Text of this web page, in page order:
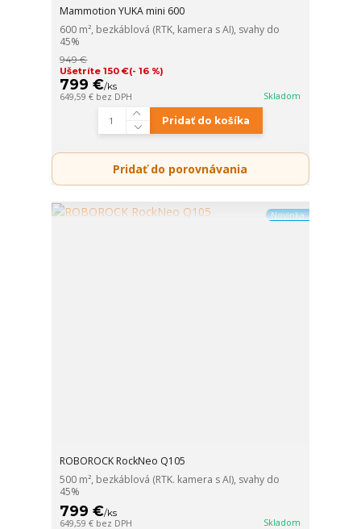
Mammotion YUKA mini 600
600 m², bezkáblová (RTK, kamera s AI), svahy do
45%
949 €
Ušetríte 150 €(- 16 %)
799 €/ks
649,59 € bez DPH Skladom
Pridať do košíka
Pridať do porovnávania
Novinka
ROBOROCK RockNeo Q105
500 m², bezkáblová (RTK. kamera s AI), svahy do
45%
799 €/ks
649,59 € bez DPH Skladom